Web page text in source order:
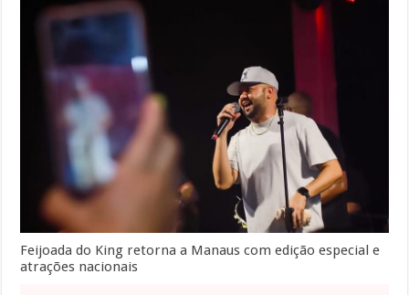
Feijoada do King retorna a Manaus com edição especial e
atrações nacionais